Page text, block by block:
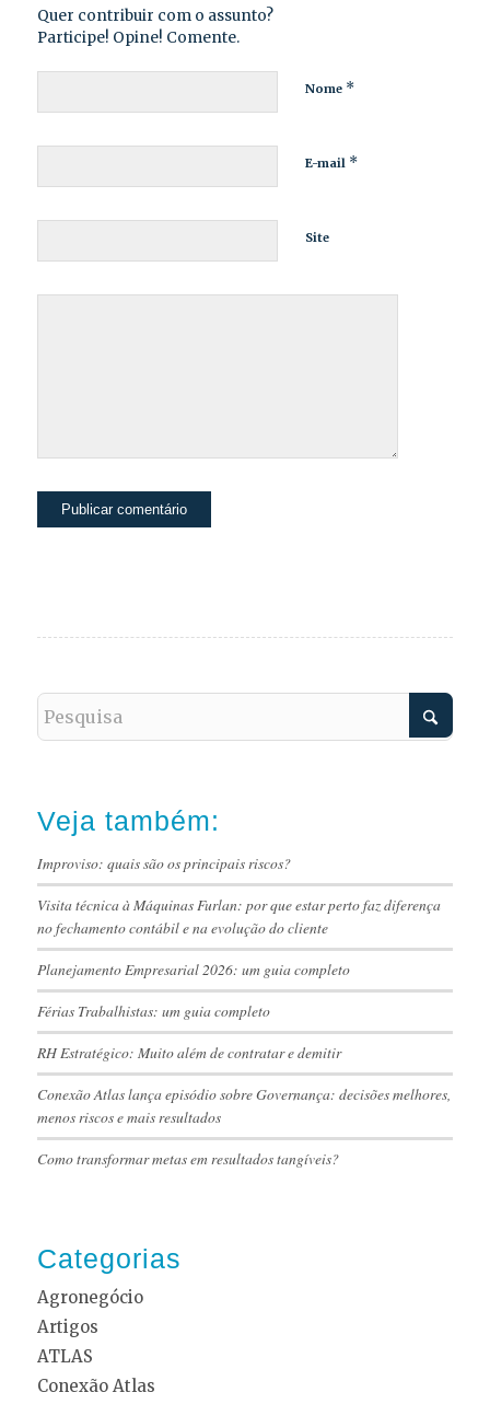
Quer contribuir com o assunto?
Participe! Opine! Comente.
Nome *
E-mail *
Site
Veja também:
Improviso: quais são os principais riscos?
Visita técnica à Máquinas Furlan: por que estar perto faz diferença
no fechamento contábil e na evolução do cliente
Planejamento Empresarial 2026: um guia completo
Férias Trabalhistas: um guia completo
RH Estratégico: Muito além de contratar e demitir
Conexão Atlas lança episódio sobre Governança: decisões melhores,
menos riscos e mais resultados
Como transformar metas em resultados tangíveis?
Categorias
Agronegócio
Artigos
ATLAS
Conexão Atlas